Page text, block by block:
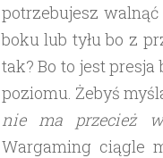
potrzebujesz
boku lub tyłu bo z
tak? Bo to jest presja
poziomu. Żebyś
nie ma przecież
Wargaming ciągle